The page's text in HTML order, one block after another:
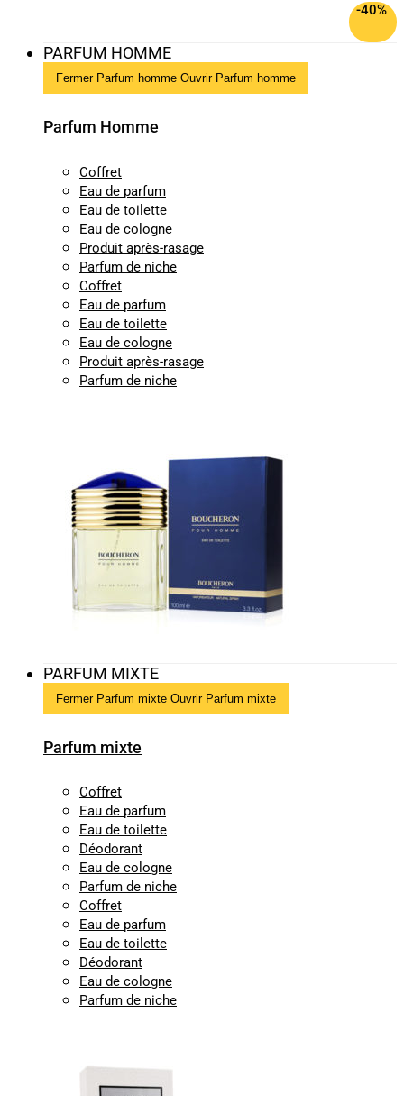
-40%
PARFUM HOMME
Fermer Parfum homme Ouvrir Parfum homme
Parfum Homme
Coffret
Eau de parfum
Eau de toilette
Eau de cologne
Produit après-rasage
Parfum de niche
Coffret
Eau de parfum
Eau de toilette
Eau de cologne
Produit après-rasage
Parfum de niche
PARFUM MIXTE
Fermer Parfum mixte Ouvrir Parfum mixte
Parfum mixte
Coffret
Eau de parfum
Eau de toilette
Déodorant
Eau de cologne
Parfum de niche
Coffret
Eau de parfum
Eau de toilette
Déodorant
Eau de cologne
Parfum de niche